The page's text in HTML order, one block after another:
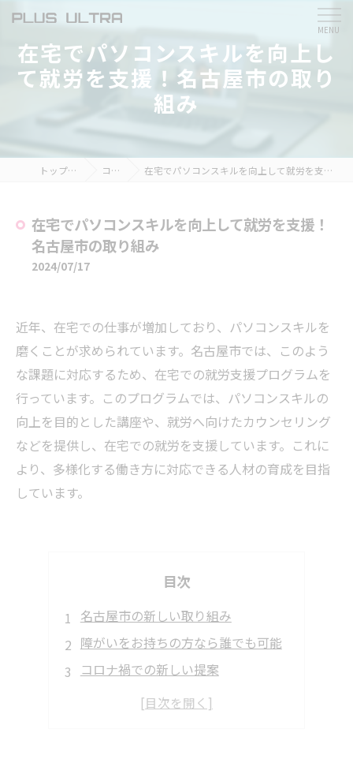
在宅でパソコンスキルを向上し
て就労を支援！名古屋市の取り
組み
トップページ コラム 在宅でパソコンスキルを向上して就労を支援！名古屋市の取り組み
在宅でパソコンスキルを向上して就労を支援！
名古屋市の取り組み
2024/07/17
近年、在宅での仕事が増加しており、パソコンスキルを
磨くことが求められています。名古屋市では、このよう
な課題に対応するため、在宅での就労支援プログラムを
行っています。このプログラムでは、パソコンスキルの
向上を目的とした講座や、就労へ向けたカウンセリング
などを提供し、在宅での就労を支援しています。これに
より、多様化する働き方に対応できる人材の育成を目指
しています。
目次
名古屋市の新しい取り組み
障がいをお持ちの方なら誰でも可能
コロナ禍での新しい提案
就職活動に必須のスキル